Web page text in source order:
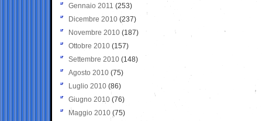
Gennaio 2011 (253)
Dicembre 2010 (237)
Novembre 2010 (187)
Ottobre 2010 (157)
Settembre 2010 (148)
Agosto 2010 (75)
Luglio 2010 (86)
Giugno 2010 (76)
Maggio 2010 (75)